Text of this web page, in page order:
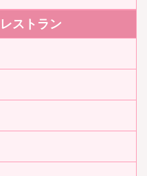
ストラン